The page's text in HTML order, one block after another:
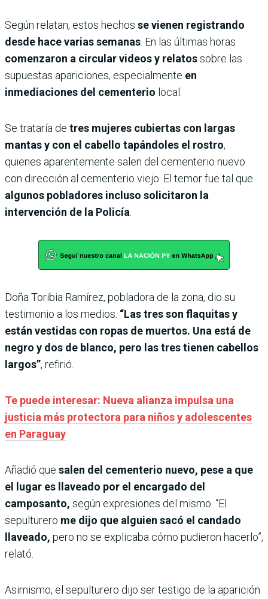
Según relatan, estos hechos se vienen registrando
desde hace varias semanas . En las últimas horas
comenzaron a circular videos y relatossobre las
supuestas apariciones, especialmente en
inmediaciones del cementerio local.
Se trataría de tres mujeres cubiertas con largas
mantas y con el cabello tapándoles el rostro,
quienes aparentemente salen del cementerio nuevo
con dirección al cementerio viejo. El temor fue tal que
algunos pobladores incluso solicitaron la
intervención de la Policía
Doña Toribia Ramírez, pobladora de la zona, dio su
testimonio a los medios. “Las tres son flaquitas y
están vestidas con ropas de muertos. Una está de
negro y dos de blanco, pero las tres tienen cabellos
largos”, refirió.
Te puede interesar: Nueva alianza impulsa una
justicia más protectora para niños y adolescentes
en Paraguay
Añadió que salen del cementerio nuevo, pese a que
el lugar es llaveado por el encargado del
camposanto, según expresiones del mismo. “El
sepulturero me dijo que alguien sacó el candado
llaveado, pero no se explicaba cómo pudieron hacerlo”,
relató.
Asimismo, el sepulturero dijo ser testigo de la aparición